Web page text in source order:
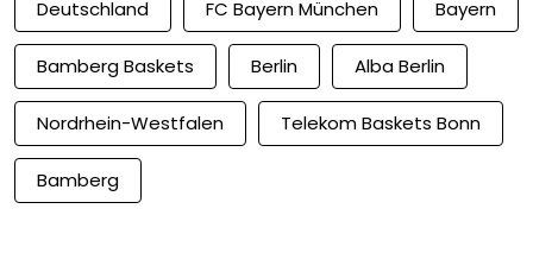
Deutschland FC Bayern München Bayern
Bamberg Baskets Berlin Alba Berlin
Nordrhein-Westfalen Telekom Baskets Bonn
Bamberg